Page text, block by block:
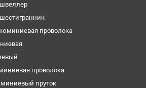
проволока
проволока
пруток